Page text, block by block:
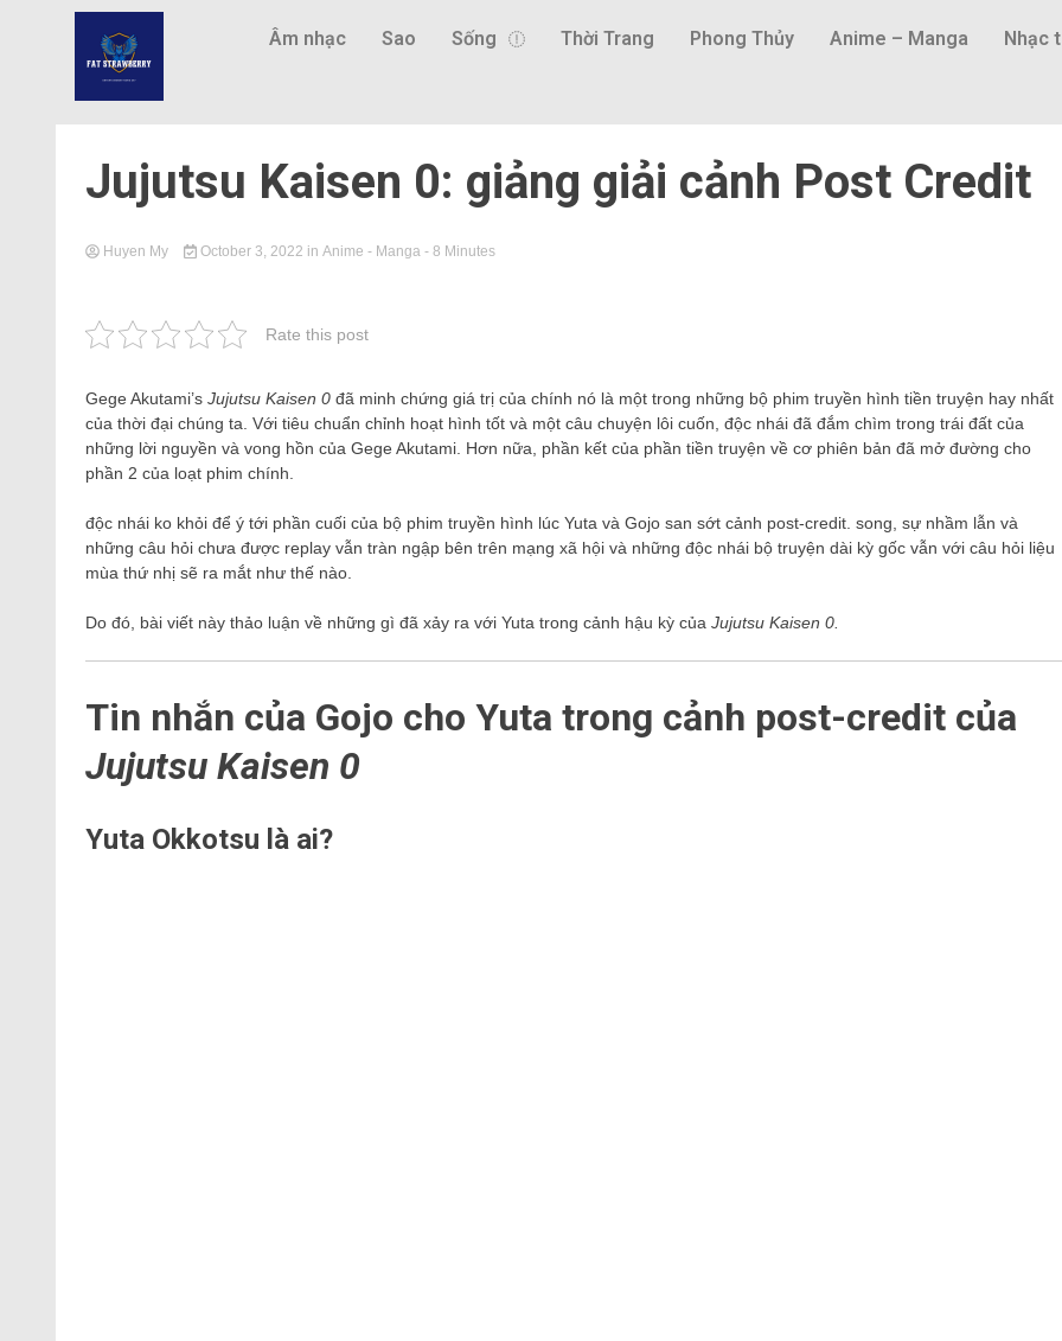
Âm nhạc Sao Sống Thời Trang Phong Thủy Anime – Manga Nhạc
Jujutsu Kaisen 0: giảng giải cảnh Post Credit
Huyen My October 3, 2022 in Anime - Manga - 8 Minutes
Rate this post
Gege Akutami’s Jujutsu Kaisen 0 đã minh chứng giá trị của chính nó là một trong những bộ phim truyền hình tiền truyện hay nhất
của thời đại chúng ta. Với tiêu chuẩn chỉnh hoạt hình tốt và một câu chuyện lôi cuốn, độc nhái đã đắm chìm trong trái đất của
những lời nguyền và vong hồn của Gege Akutami. Hơn nữa, phần kết của phần tiền truyện về cơ phiên bản đã mở đường cho
phần 2 của loạt phim chính.
độc nhái ko khỏi để ý tới phần cuối của bộ phim truyền hình lúc Yuta và Gojo san sớt cảnh post-credit. song, sự nhầm lẫn và
những câu hỏi chưa được replay vẫn tràn ngập bên trên mạng xã hội và những độc nhái bộ truyện dài kỳ gốc vẫn với câu hỏi liệu
mùa thứ nhị sẽ ra mắt như thế nào.
Do đó, bài viết này thảo luận về những gì đã xảy ra với Yuta trong cảnh hậu kỳ của Jujutsu Kaisen 0.
Tin nhắn của Gojo cho Yuta trong cảnh post-credit của
Jujutsu Kaisen 0
Yuta Okkotsu là ai?